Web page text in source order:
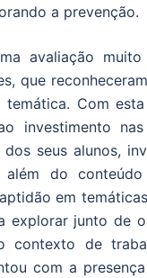
a prevenção.
avaliação
que
Com
investimento
seus alunos,
além do conteúdo
em
explorar junto de
contexto de
com a